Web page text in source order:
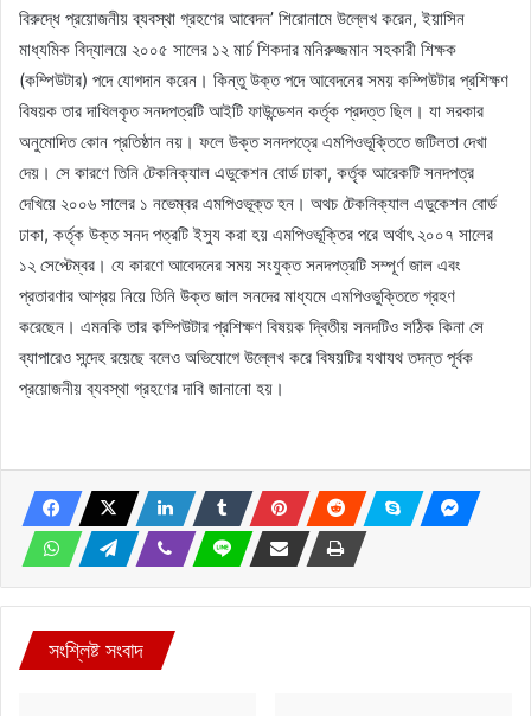
বিরুদ্ধে প্রয়োজনীয় ব্যবস্থা গ্রহণের আবেদন’ শিরোনামে উল্লেখ করেন, ইয়াসিন
মাধ্যমিক বিদ্যালয়ে ২০০৫ সালের ১২ মার্চ শিকদার মনিরুজ্জমান সহকারী শিক্ষক
(কম্পিউটার) পদে যোগদান করেন। কিন্তু উক্ত পদে আবেদনের সময় কম্পিউটার প্রশিক্ষণ
বিষয়ক তার দাখিলকৃত সনদপত্রটি আইটি ফাউন্ডেশন কর্তৃক প্রদত্ত ছিল। যা সরকার
অনুমোদিত কোন প্রতিষ্ঠান নয়। ফলে উক্ত সনদপত্রে এমপিওভূক্তিতে জটিলতা দেখা
দেয়। সে কারণে তিনি টেকনিক্যাল এডুকেশন বোর্ড ঢাকা, কর্তৃক আরেকটি সনদপত্র
দেখিয়ে ২০০৬ সালের ১ নভেম্বর এমপিওভূক্ত হন। অথচ টেকনিক্যাল এডুকেশন বোর্ড
ঢাকা, কর্তৃক উক্ত সনদ পত্রটি ইস্যু করা হয় এমপিওভূক্তির পরে অর্থাৎ ২০০৭ সালের
১২ সেপ্টেম্বর। যে কারণে আবেদনের সময় সংযুক্ত সনদপত্রটি সম্পূর্ণ জাল এবং
প্রতারণার আশ্রয় নিয়ে তিনি উক্ত জাল সনদের মাধ্যমে এমপিওভুক্তিতে গ্রহণ
করেছেন। এমনকি তার কম্পিউটার প্রশিক্ষণ বিষয়ক দ্বিতীয় সনদটিও সঠিক কিনা সে
ব্যাপারেও সন্দেহ রয়েছে বলেও অভিযোগে উল্লেখ করে বিষয়টির যথাযথ তদন্ত পূর্বক
প্রয়োজনীয় ব্যবস্থা গ্রহণের দাবি জানানো হয়।
সংশ্লিষ্ট সংবাদ